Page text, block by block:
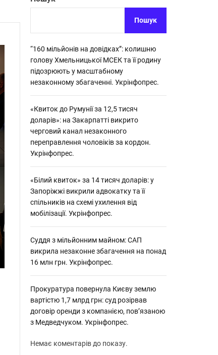
г
о
р
е
ж
м
у
Пошук
“160 мільйонів на довідках”: колишню
голову Хмельницької МСЕК та її родину
підозрюють у масштабному
незаконному збагаченні. Укрінфопрес.
«Квиток до Румунії за 12,5 тисяч
доларів»: на Закарпатті викрито
черговий канал незаконного
переправлення чоловіків за кордон.
Укрінфопрес.
«Білий квиток» за 14 тисяч доларів: у
Запоріжжі викрили адвокатку та її
спільників на схемі ухилення від
мобілізації. Укрінфопрес.
Суддя з мільйонним майном: САП
викрила незаконне збагачення на понад
16 млн грн. Укрінфопрес.
Прокуратура повернула Києву землю
вартістю 1,7 млрд грн: суд розірвав
договір оренди з компанією, пов’язаною
з Медведчуком. Укрінфопрес.
Немає коментарів до показу.